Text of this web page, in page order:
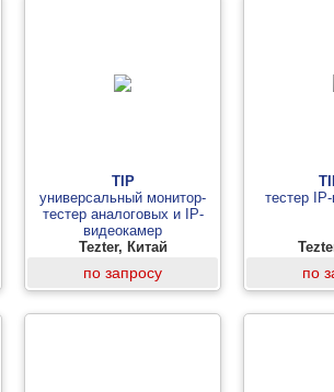
TIP
универсальный монитор-
тестер аналоговых и IP-
видеокамер
Tezter, Китай
по запросу
тестер
по